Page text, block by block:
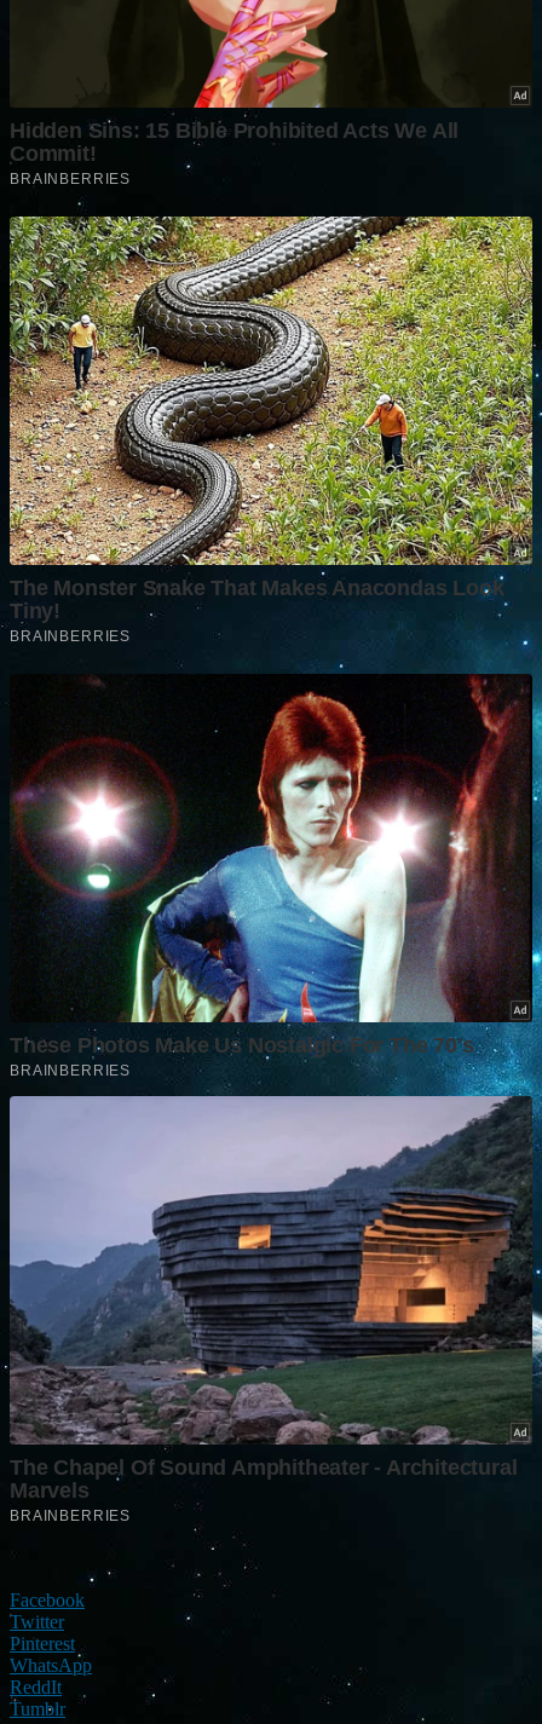
Facebook
Twitter
Pinterest
WhatsApp
ReddIt
Tumblr